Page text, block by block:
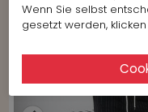
Wenn Sie selbst
gesetzt werden, klicken